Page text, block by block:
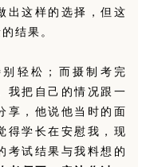
出这样的选择，但这
结果。
轻松；而摄制考完
我把自己的情况跟一
享，他说他当时的面
得学长在安慰我，现
考试结果与我料想的